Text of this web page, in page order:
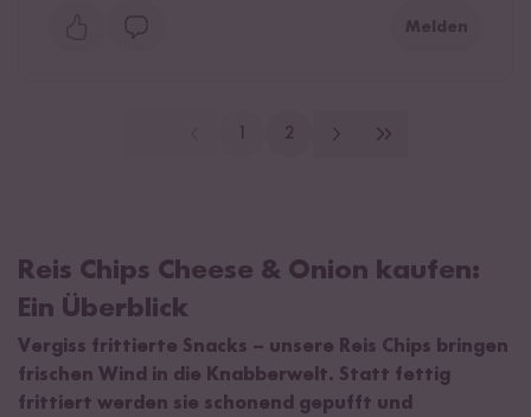
Melden
2
Reis Chips Cheese & Onion kaufen:
Ein Überblick
Vergiss frittierte Snacks – unsere Reis Chips bringen
frischen Wind in die Knabberwelt. Statt fettig
frittiert werden sie schonend gepufft und